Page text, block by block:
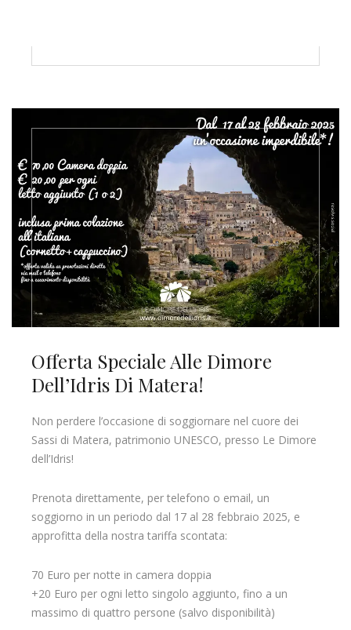
Offerta Speciale Alle Dimore
Dell’Idris Di Matera!
Non perdere l’occasione di soggiornare nel cuore dei
Sassi di Matera, patrimonio UNESCO, presso Le Dimore
dell’Idris!
Prenota direttamente, per telefono o email, un
soggiorno in un periodo dal 17 al 28 febbraio 2025, e
approfitta della nostra tariffa scontata:
70 Euro per notte in camera doppia
+20 Euro per ogni letto singolo aggiunto, fino a un
massimo di quattro persone (salvo disponibilità)